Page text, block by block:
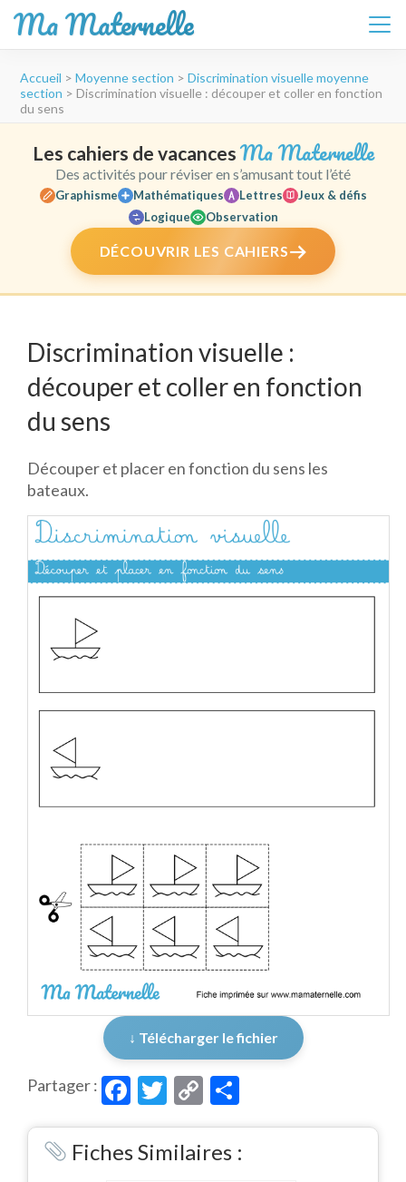
Ma Maternelle
contenu
Entrée)
Accueil > Moyenne section > Discrimination visuelle moyenne
section > Discrimination visuelle : découper et coller en fonction
du sens
Les cahiers de vacances Ma Maternelle
Des activités pour réviser en s’amusant tout l’été
Graphisme Mathématiques Lettres
Jeux & défis
Logique
Observation
DÉCOUVRIR LES CAHIERS
Discrimination visuelle :
découper et coller en fonction
du sens
Découper et placer en fonction du sens les
bateaux.
↓ Télécharger le fichier
Partager : Facebook
Twitter
Copy
Link
Fiches Similaires :